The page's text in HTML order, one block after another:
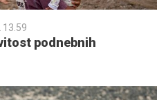
13.59
podnebnih